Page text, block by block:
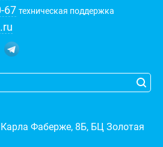
67 техническая поддержка
Фаберже, 8Б, БЦ Золотая